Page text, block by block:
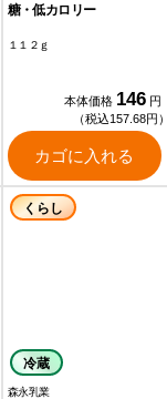
糖・低カロリー
１１２ｇ
本体価格 146 円
（税込157.68円
カゴに入れる
くらし
冷蔵
森永乳業